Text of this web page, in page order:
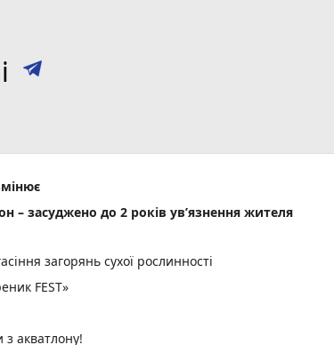
– засуджено до 2 років ув’язнення жителя
загорянь сухої рослинності
FEST»
з акватлону!